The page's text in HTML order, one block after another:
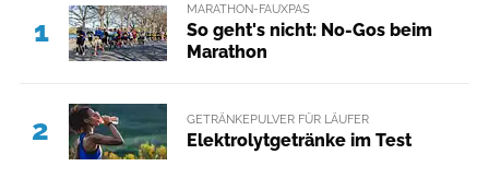
1
MARATHON-FAUXPAS
So geht's nicht: No-Gos beim
Marathon
2 GETRÄNKEPULVER FÜR LÄUFER
Elektrolytgetränke im Test